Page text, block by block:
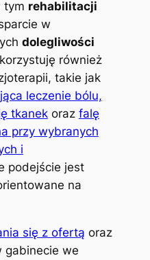
tym rehabilitacji
w
dolegliwości
również
takie jak
leczenie bólu,
tkanekoraz falę
przy wybranych
i
podejście jest
na
się z ofertą oraz
gabinecie we